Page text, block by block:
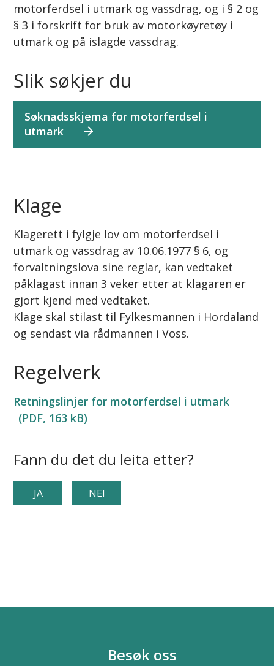
motorferdsel i utmark og vassdrag, og i § 2 og
§ 3 i forskrift for bruk av motorkøyretøy i
utmark og på islagde vassdrag.
Slik søkjer du
Søknadsskjema for motorferdsel i
utmark
Klage
Klagerett i fylgje lov om motorferdsel i
utmark og vassdrag av 10.06.1977 § 6, og
forvaltningslova sine reglar, kan vedtaket
påklagast innan 3 veker etter at klagaren er
gjort kjend med vedtaket.
Klage skal stilast til Fylkesmannen i Hordaland
og sendast via rådmannen i Voss.
Regelverk
Retningslinjer for motorferdsel i utmark
(PDF, 163 kB)
Fann du det du leita etter?
JA NEI
Besøk oss